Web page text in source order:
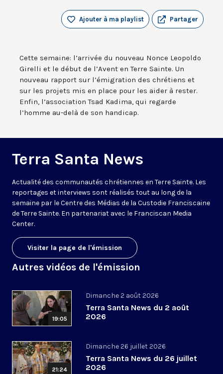
Partager
Ajouter à ma playlist
Cette semaine: l’arrivée du nouveau Nonce Leopoldo
Girelli et le début de l’Avent en Terre Sainte. Un
nouveau rapport sur l’émigration des chrétiens et
sur les projets mis en place pour les aider à rester.
Enfin, l’association Tsad Kadima, qui regarde
l’homme au-delà de son handicap.
Terra Santa News
Actualité des communautés chrétiennes en Terre Sainte. Les
reportages et interviews sont réalisés tout au long de la
semaine par le Centre des Médias de la Custodie Franciscaine
de Terre Sainte. En partenariat avec le Franciscan Media
Center.
Visiter la page de l'émission
Autres vidéos de l'émission
19:05
Dimanche 2 août 2026
Terra Santa News du 2 août
2026
21:24
Dimanche 26 juillet 2026
Terra Santa News du 26 juillet
2026